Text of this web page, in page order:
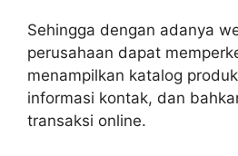
Sehingga dengan adanya
perusahaan dapat
menampilkan katalog
informasi kontak, dan
transaksi online.